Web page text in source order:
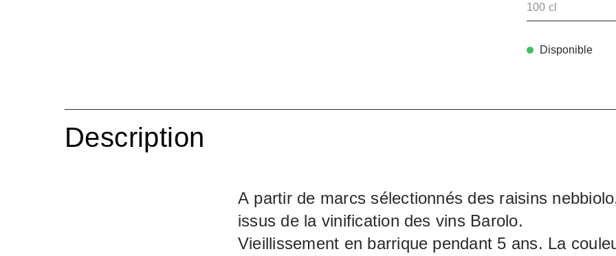
100 cl
Disponible
Description
A partir de marcs sélectionnés des raisins
issus de la vinification des vins Barolo.
Vieillissement en barrique pendant 5 ans. La